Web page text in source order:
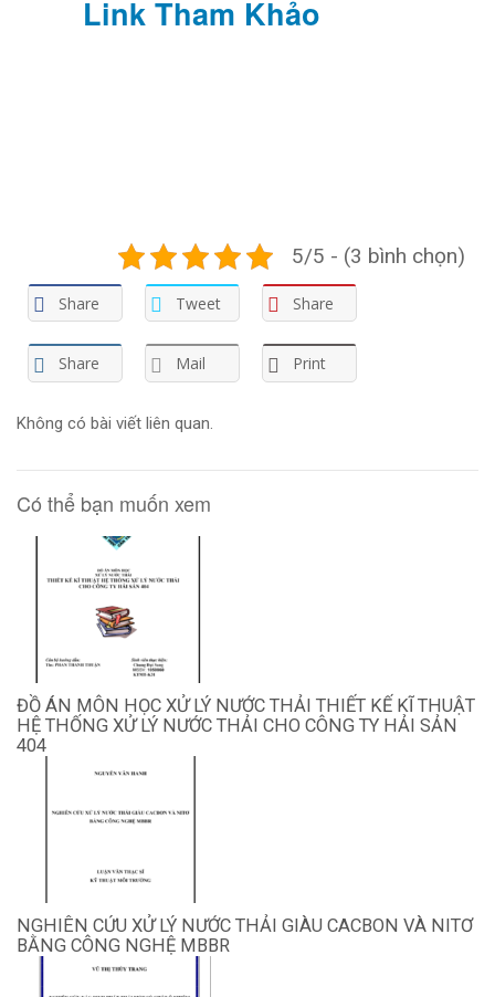
Link Tham Khảo
5/5 - (3 bình chọn)
Share Tweet Share
Share Mail Print
Không có bài viết liên quan.
Có thể bạn muốn xem
ĐỒ ÁN MÔN HỌC XỬ LÝ NƯỚC THẢI THIẾT KẾ KĨ THUẬT
HỆ THỐNG XỬ LÝ NƯỚC THẢI CHO CÔNG TY HẢI SẢN
404
NGHIÊN CỨU XỬ LÝ NƯỚC THẢI GIÀU CACBON VÀ NITƠ
BẰNG CÔNG NGHỆ MBBR